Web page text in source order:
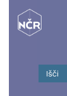
content